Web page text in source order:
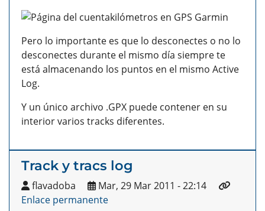
Pero lo importante es que lo desconectes o no lo
desconectes durante el mismo día siempre te
está almacenando los puntos en el mismo Active
Log.
Y un único archivo .GPX puede contener en su
interior varios tracks diferentes.
Track y tracs log
flavadoba
Mar, 29 Mar 2011 - 22:14
Enlace permanente